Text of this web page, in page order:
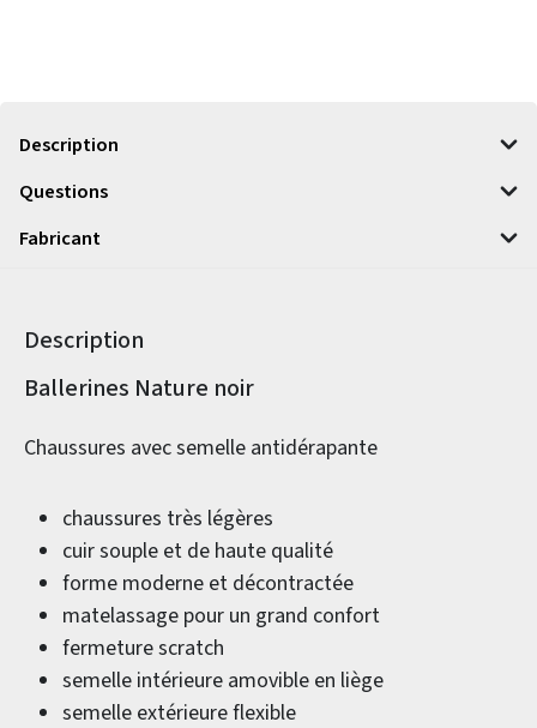
Description
Questions
Fabricant
Description
Informations sur le produit
Ballerines Nature noir
Chaussures avec semelle antidérapante
chaussures très légères
cuir souple et de haute qualité
forme moderne et décontractée
matelassage pour un grand confort
fermeture scratch
semelle intérieure amovible en liège
semelle extérieure flexible